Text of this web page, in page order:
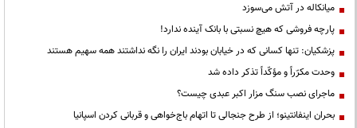
میانکاله در آتش می‌سوزد
پارچه فروشی که هیچ نسبتی با بانک آینده ندارد!
پزشکیان: تنها کسانی که در خیابان بودند ایران را نگه نداشتند همه سهیم هستند
وحدت مکرّراً و مؤکّداً تذکر داده شد
ماجرای نصب سنگ مزار اکبر عبدی چیست؟
بحران اینفانتینو؛ از طرح جنجالی تا اتهام باج‌خواهی و قربانی کردن اسپانیا